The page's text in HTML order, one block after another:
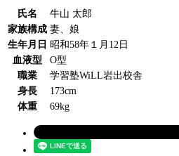
氏名
牛山 太郎
家族構成 妻、娘
生年月日 昭和58年１月12日
血液型
O型
職業
学習塾WiLL岩出校舎
身長
173cm
体重
69kg